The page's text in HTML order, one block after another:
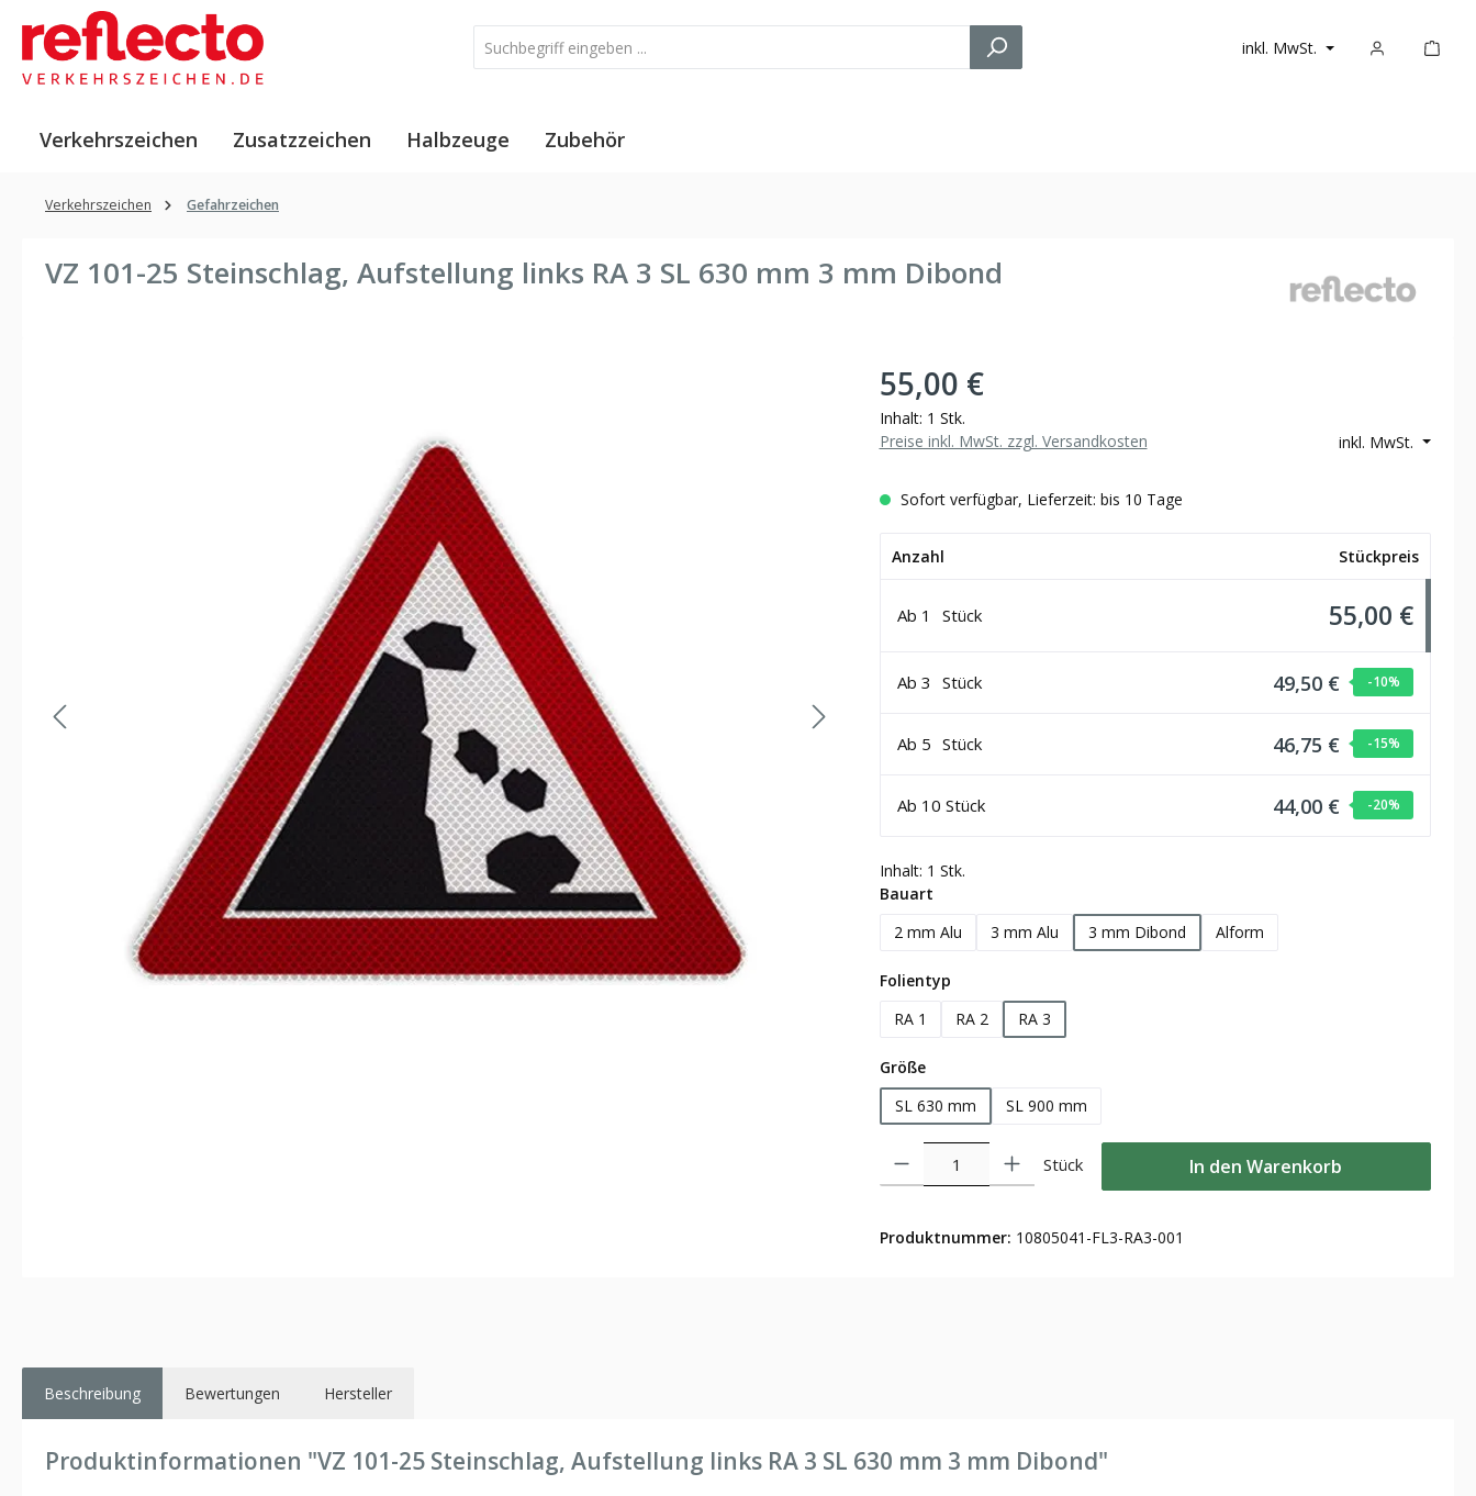
Hauptinhalt springen
Zur Suche springen
Zur Hauptnavigation springen
inkl. MwSt.
Verkehrszeichen Zusatzzeichen Halbzeuge Zubehör
Verkehrszeichen Gefahrzeichen
VZ 101-25 Steinschlag, Aufstellung links RA 3 SL 630 mm 3 mm Dibond
55,00 €
Inhalt: 1 Stk.
inkl. MwSt.
Preise inkl. MwSt. zzgl. Versandkosten
Sofort verfügbar, Lieferzeit: bis 10 Tage
Anzahl Stückpreis
Ab 1 Stück 55,00 €
Ab 3 Stück 49,50 € -10%
Ab 5 Stück 46,75 € -15%
Ab 10 Stück 44,00 € -20%
Inhalt: 1 Stk.
Bauartauswählen
2 mm Alu
3 mm Alu 3 mm Dibond Alform
Folientypauswählen
RA 1
RA 2 RA 3
Größeauswählen
SL 630 mm
SL 900 mm
Stück In den Warenkorb
Produktnummer: 10805041-FL3-RA3-001
Beschreibung Bewertungen Hersteller
Produktinformationen "VZ 101-25 Steinschlag, Aufstellung links RA 3 SL 630 mm 3 mm Dibond"